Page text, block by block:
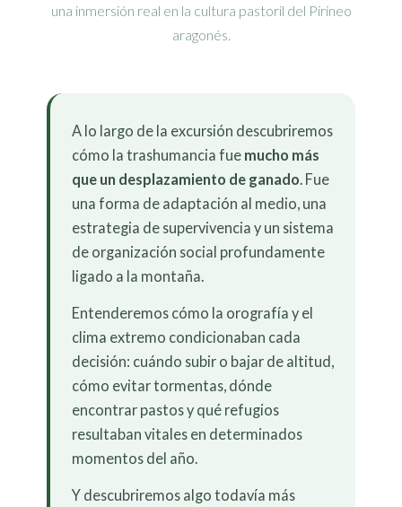
una inmersión real en la cultura pastoril del Pirineo
aragonés.
A lo largo de la excursión descubriremos
cómo la trashumancia fue mucho más
que un desplazamiento de ganado. Fue
una forma de adaptación al medio, una
estrategia de supervivencia y un sistema
de organización social profundamente
ligado a la montaña.
Entenderemos cómo la orografía y el
clima extremo condicionaban cada
decisión: cuándo subir o bajar de altitud,
cómo evitar tormentas, dónde
encontrar pastos y qué refugios
resultaban vitales en determinados
momentos del año.
Y descubriremos algo todavía más